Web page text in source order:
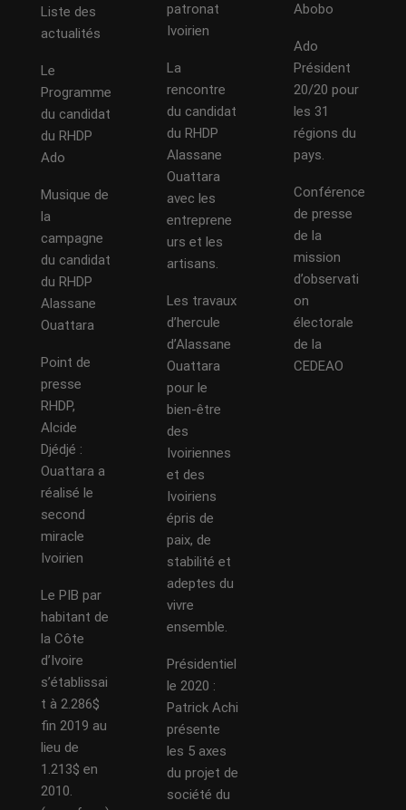
Liste des
actualités
Le
Programme
du candidat
du RHDP
Ado
Musique de
la
campagne
du candidat
du RHDP
Alassane
Ouattara
Point de
presse
RHDP,
Alcide
Djédjé :
Ouattara a
réalisé le
second
miracle
Ivoirien
Le PIB par
habitant de
la Côte
d’Ivoire
s’établissai
t à 2.286$
fin 2019 au
lieu de
1.213$ en
2010.
patronat
Ivoirien
La
rencontre
du candidat
du RHDP
Alassane
Ouattara
avec les
entreprene
urs et les
artisans.
Les travaux
d’hercule
d’Alassane
Ouattara
pour le
bien-être
des
Ivoiriennes
et des
Ivoiriens
épris de
paix, de
stabilité et
adeptes du
vivre
ensemble.
Présidentiel
le 2020 :
Patrick Achi
présente
les 5 axes
du projet de
société du
Abobo
Ado
Président
20/20 pour
les 31
régions du
pays.
Conférence
de presse
de la
mission
d’observati
on
électorale
de la
CEDEAO